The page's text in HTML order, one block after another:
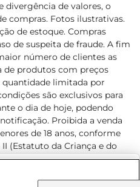
divergência de valores, o
compras. Fotos ilustrativas.
de estoque. Compras
de suspeita de fraude. A fim
número de clientes as
de produtos com preços
limitada por
são exclusivos para
o dia de hoje, podendo
Proibida a venda
de 18 anos, conforme
II (Estatuto da Criança e do
exclusivos para o
compras on-line é de R$